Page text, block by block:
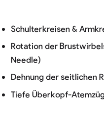
Schulterkreisen &
Rotation der
Needle)
Dehnung der seitlichen
Tiefe Überkopf-